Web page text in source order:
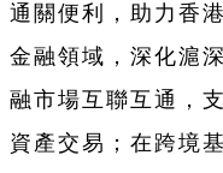
通關便利，助力香
金融領域，深化滬
融市場互聯互通，
資產交易；在跨境